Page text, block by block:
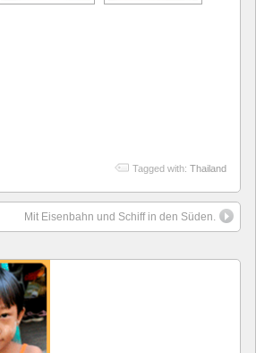
Tagged with: Thailand
Mit Eisenbahn und Schiff in den Süden.